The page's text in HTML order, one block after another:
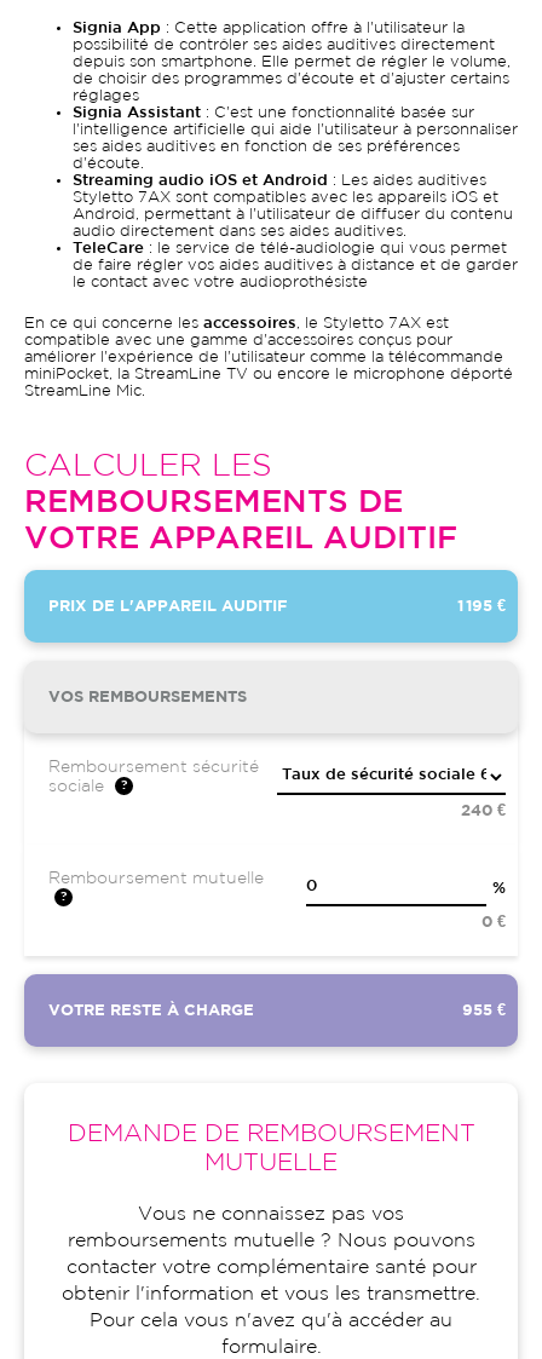
Signia App : Cette application offre à l'utilisateur la
possibilité de contrôler ses aides auditives directement
depuis son smartphone. Elle permet de régler le volume,
de choisir des programmes d'écoute et d'ajuster certains
réglages
Signia Assistant : C'est une fonctionnalité basée sur
l'intelligence artificielle qui aide l'utilisateur à personnaliser
ses aides auditives en fonction de ses préférences
d'écoute.
Streaming audio iOS et Android
: Les aides auditives
Styletto 7AX sont compatibles avec les appareils iOS et
Android, permettant à l'utilisateur de diffuser du contenu
audio directement dans ses aides auditives.
TeleCare : le service de télé-audiologie qui vous permet
de faire régler vos aides auditives à distance et de garder
le contact avec votre audioprothésiste
En ce qui concerne les accessoires , le Styletto 7AX est
compatible avec une gamme d'accessoires conçus pour
améliorer l'expérience de l'utilisateur comme la télécommande
miniPocket, la StreamLine TV ou encore le microphone déporté
StreamLine Mic.
CALCULER LES
REMBOURSEMENTS DE
VOTRE APPAREIL AUDITIF
PRIX DE L'APPAREIL AUDITIF 1 195 €
VOS REMBOURSEMENTS
Remboursement sécurité
sociale
240 €
Remboursement mutuelle
%
0 €
VOTRE RESTE À CHARGE 955 €
DEMANDE DE REMBOURSEMENT
MUTUELLE
Vous ne connaissez pas vos
remboursements mutuelle ? Nous pouvons
contacter votre complémentaire santé pour
obtenir l'information et vous les transmettre.
Pour cela vous n'avez qu'à accéder au
formulaire.